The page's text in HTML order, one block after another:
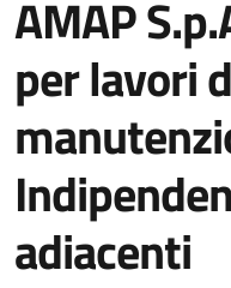
AMAP
per lavori
adiacenti